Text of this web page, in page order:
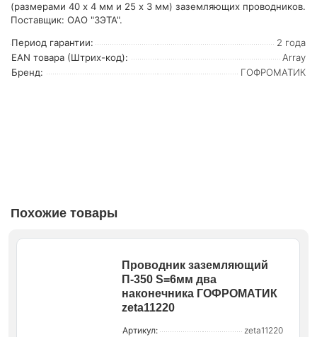
(размерами 40 x 4 мм и 25 x 3 мм) заземляющих проводников.
Поставщик: ОАО "ЗЭТА".
Период гарантии:
2 года
EAN товара (Штрих-код):
Array
Бренд:
ГОФРОМАТИК
Похожие товары
Проводник заземляющий
П-350 S=6мм два
наконечника ГОФРОМАТИК
zeta11220
Артикул:
zeta11220